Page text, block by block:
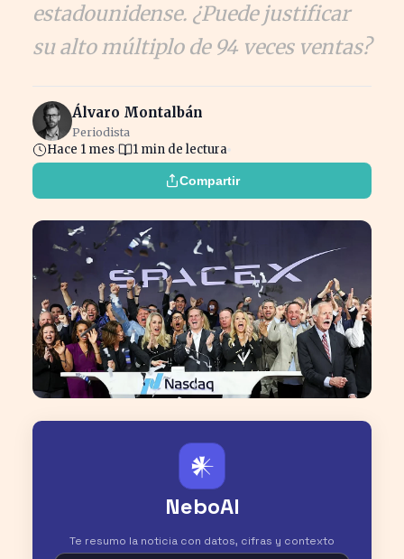
estadounidense. ¿Puede justificar
su alto múltiplo de 94 veces ventas?
Álvaro Montalbán
Periodista
Hace 1 mes 1 min de lectura
Compartir
𒀭
NeboAI
Te resumo la noticia con datos, cifras y contexto